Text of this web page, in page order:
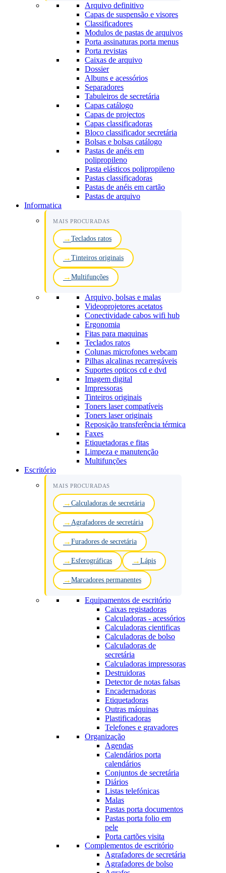
Arquivo definitivo
Capas de suspensão e visores
Classificadores
Modulos de pastas de arquivos
Porta assinaturas porta menus
Porta revistas
Caixas de arquivo
Dossier
Albuns e acessórios
Separadores
Tabuleiros de secretária
Capas catálogo
Capas de projectos
Capas classificadoras
Bloco classificador secretária
Bolsas e bolsas catálogo
Pastas de anéis em
polipropileno
Pasta elásticos polipropileno
Pastas classificadoras
Pastas de anéis em cartão
Pastas de arquivo
Informatica
MAIS PROCURADAS
Teclados ratos
Tinteiros originais
Multifunções
Arquivo, bolsas e malas
Videoprojetores acetatos
Conectividade cabos wifi hub
Ergonomia
Fitas para maquinas
Teclados ratos
Colunas microfones webcam
Pilhas alcalinas recarregáveis
Suportes opticos cd e dvd
Imagem digital
Impressoras
Tinteiros originais
Toners laser compatíveis
Toners laser originais
Reposição transferência térmica
Faxes
Etiquetadoras e fitas
Limpeza e manutenção
Multifunções
Escritório
MAIS PROCURADAS
Calculadoras de secretária
Agrafadores de secretária
Furadores de secretária
Esferográficas Lápis
Marcadores permanentes
Equipamentos de escritório
Caixas registadoras
Calculadoras - acessórios
Calculadoras cientificas
Calculadoras de bolso
Calculadoras de
secretária
Calculadoras impressoras
Destruidoras
Detector de notas falsas
Encadernadoras
Etiquetadoras
Outras máquinas
Plastificadoras
Telefones e gravadores
Organização
Agendas
Calendários porta
calendários
Conjuntos de secretária
Diários
Listas telefónicas
Malas
Pastas porta documentos
Pastas porta folio em
pele
Porta cartões visita
Complementos de escritório
Agrafadores de secretária
Agrafadores de bolso